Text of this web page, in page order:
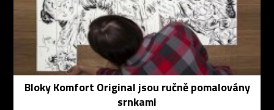
Bloky Komfort Original jsou ručně pomalovány
srnkami